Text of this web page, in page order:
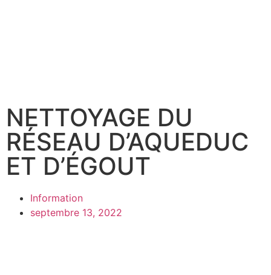
NETTOYAGE DU
RÉSEAU D’AQUEDUC
ET D’ÉGOUT
Information
septembre 13, 2022